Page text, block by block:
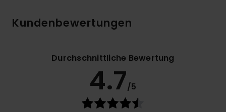
Kundenbewertungen
Durchschnittliche Bewertung
4.7/5